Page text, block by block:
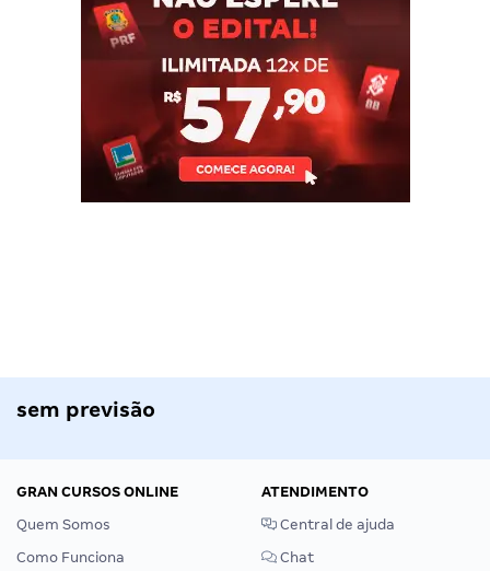
sem previsão
GRAN CURSOS ONLINE
Quem Somos
Como Funciona
ATENDIMENTO
Central de ajuda
Chat